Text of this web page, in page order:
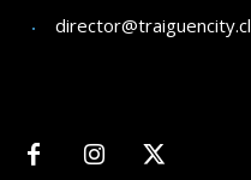
director@traiguencity.cl